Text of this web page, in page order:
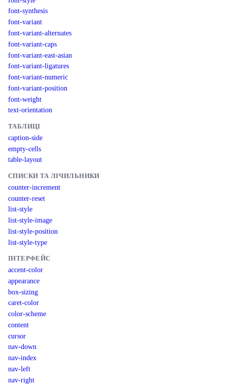
font-synthesis
font-variant
font-variant-alternates
font-variant-caps
font-variant-east-asian
font-variant-ligatures
font-variant-numeric
font-variant-position
font-weight
text-orientation
ТАБЛИЦІ
caption-side
empty-cells
table-layout
СПИСКИ ТА ЛІЧИЛЬНИКИ
counter-increment
counter-reset
list-style
list-style-image
list-style-position
list-style-type
ІНТЕРФЕЙС
accent-color
appearance
box-sizing
caret-color
color-scheme
content
cursor
nav-down
nav-index
nav-left
nav-right